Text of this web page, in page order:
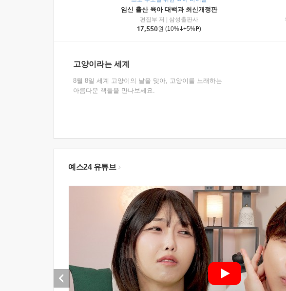
임신 출산 육아 대백과 최신개정판
편집부 저
삼성출판사
17,550원 (10% +5% )
고양이라는 세계
8월 8일 세계 고양이의 날을 맞아, 고양이를 노래하는
아름다운 책들을 만나보세요.
예스24 유튜브